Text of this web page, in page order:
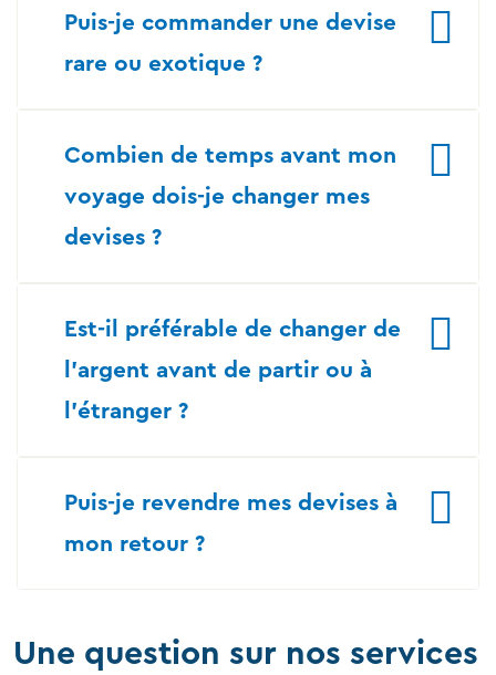
Puis-je commander une devise
rare ou exotique ?
Combien de temps avant mon
voyage dois-je changer mes
devises ?
Est-il préférable de changer de
l’argent avant de partir ou à
l’étranger ?
Puis-je revendre mes devises à
mon retour ?
Une question sur nos services